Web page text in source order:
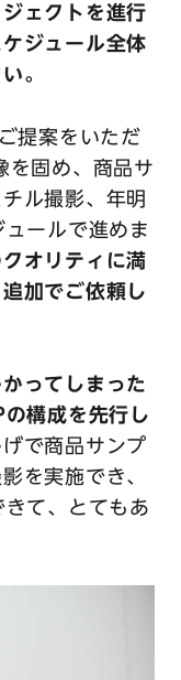
ェクトを進行
ジュール全体
。
提案をいただ
を固め、商品サ
ル撮影、年明
ールで進めま
オリティに満
加でご依頼し
ってしまった
構成を先行し
げで商品サンプ
を実施でき、
きて、とてもあ